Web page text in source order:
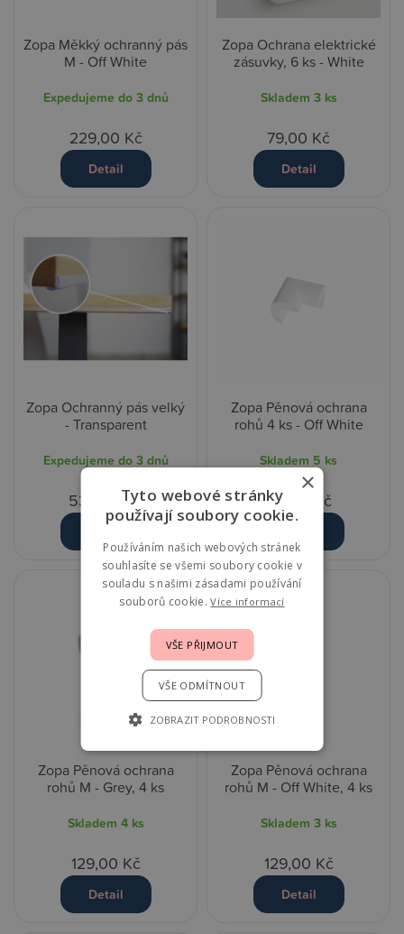
Zopa Měkký ochranný pás
M - Off White
Expedujeme do 3 dnů
229,00 Kč
Detail
Zopa Ochrana elektrické
zásuvky, 6 ks - White
Skladem 3 ks
79,00 Kč
Detail
Zopa Ochranný pás velký
- Transparent
Expedujeme do 3 dnů
539,00 Kč
Zopa Pěnová ochrana
rohů 4 ks - Off White
Skladem 5 ks
119,00 Kč
Zopa Pěnová ochrana
rohů M - Grey, 4 ks
Skladem 4 ks
129,00 Kč
Detail
Zopa Pěnová ochrana
rohů M - Off White, 4 ks
Skladem 3 ks
129,00 Kč
Detail
×
Tyto webové stránky
používají soubory cookie.
Používáním našich webových stránek
souhlasíte se všemi soubory cookie v
souladu s našimi zásadami používání
souborů cookie.Více informací
VŠE PŘIJMOUT
VŠE ODMÍTNOUT
ZOBRAZIT PODROBNOSTI